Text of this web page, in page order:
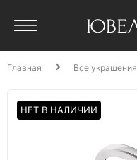
Главная Все украшения
НЕТ В НАЛИЧИИ